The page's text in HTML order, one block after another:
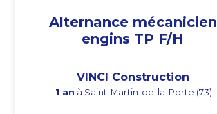
Alternance mécanicien
engins TP F/H
VINCI Construction
1 an à Saint-Martin-de-la-Porte (73)